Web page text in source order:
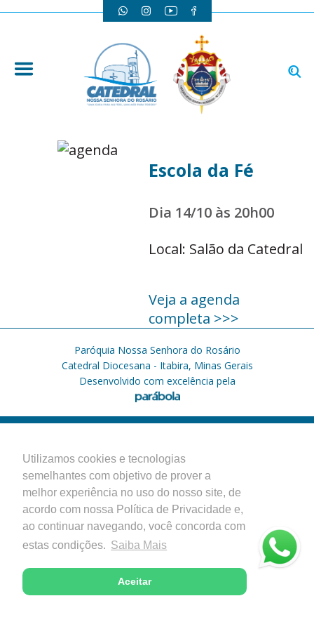
Utilizamos cookies e tecnologias
semelhantes com objetivo de prover a
melhor experiência no uso do nosso site, de
acordo com nossa Política de Privacidade e,
ao continuar navegando, você concorda com
estas condições. Saiba Mais
Aceitar
Escola da Fé
Dia 14/10 às 20h00
Local: Salão da Catedral
Veja a agenda
completa >>>
Paróquia Nossa Senhora do Rosário
Catedral Diocesana - Itabira, Minas Gerais
Desenvolvido com excelência pela